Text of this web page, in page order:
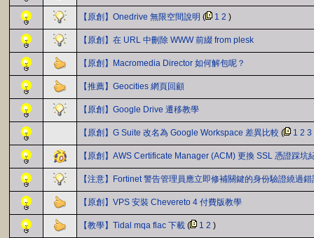
【原創】Onedrive 無限空間說明 ( 1 2 )
【原創】在 URL 中刪除 WWW 前綴 from plesk
【原創】Macromedia Director 如何解包呢？
【推薦】Geocities 網頁回顧
【原創】Google Drive 遷移教學
【原創】G Suite 改名為 Google Workspace 差異比較 ( 1 2 3
【原創】AWS Certificate Manager (ACM) 更換 SSL 憑證踩坑
【注意】Fortinet 警告管理員應立即修補關鍵的身份驗證繞過錯
【原創】VPS 安裝 Chevereto 4 付費版教學
【教學】Tidal mqa flac 下載 ( 1 2 )